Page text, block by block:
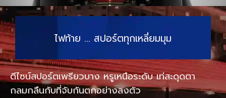
ไฟท้าย … สปอร์ตทุกเหลี่ยมมุม
ดีไซน์สปอร์ตเพรียวบาง หรูเหนือระดับ เท่สะดุดตา
กลมกลืนกับที่จับกันตกอย่างลงตัว